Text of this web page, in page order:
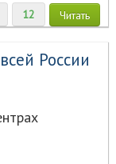
12 Читать
России